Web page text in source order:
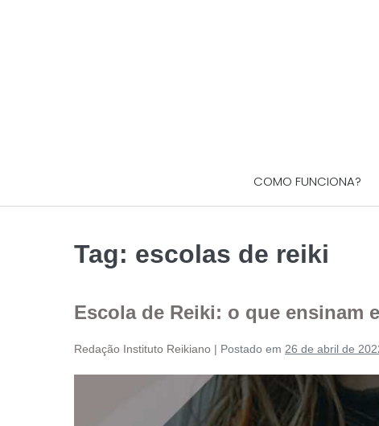
COMO FUNCIONA?
Tag: escolas de reiki
Escola de Reiki: o que ensinam
Redação Instituto Reikiano | Postado em 26 de abril de